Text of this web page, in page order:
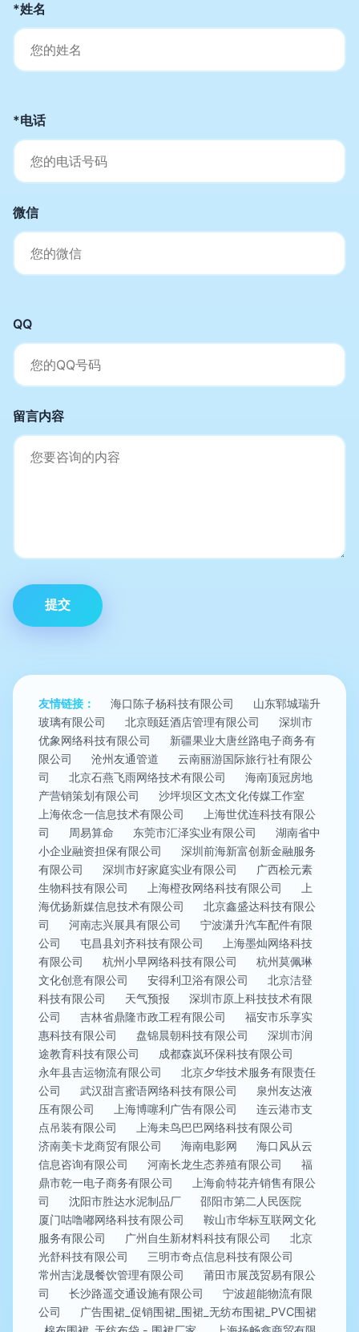
*姓名
*电话
微信
QQ
留言内容
友情链接： 海口陈子杨科技有限公司
山东郓城瑞升
玻璃有限公司
北京颐廷酒店管理有限公司
深圳市
优象网络科技有限公司
新疆果业大唐丝路电子商务有
限公司
沧州友通管道
云南丽游国际旅行社有限公
司
北京石燕飞雨网络技术有限公司
海南顶冠房地
产营销策划有限公司
沙坪坝区文杰文化传媒工作室
上海依念一信息技术有限公司
上海世优连科技有限公
司
周易算命 东莞市汇泽实业有限公司
湖南省中
小企业融资担保有限公司
深圳前海新富创新金融服务
有限公司
深圳市好家庭实业有限公司
广西桧元素
生物科技有限公司
上海橙孜网络科技有限公司
上
海优扬新媒信息技术有限公司
北京鑫盛达科技有限公
司
河南志兴展具有限公司
宁波潇升汽车配件有限
公司
屯昌县刘齐科技有限公司
上海墨灿网络科技
有限公司
杭州小早网络科技有限公司
杭州莫佩琳
文化创意有限公司
安得利卫浴有限公司
北京洁登
科技有限公司
天气预报
深圳市原上科技技术有限
公司
吉林省鼎隆市政工程有限公司
福安市乐享实
惠科技有限公司
盘锦晨朝科技有限公司
深圳市润
途教育科技有限公司
成都森岚环保科技有限公司
永年县吉运物流有限公司
北京夕华技术服务有限责任
公司
武汉甜言蜜语网络科技有限公司
泉州友达液
压有限公司
上海博噻利广告有限公司
连云港市支
点吊装有限公司
上海未鸟巴巴网络科技有限公司
济南美卡龙商贸有限公司
海南电影网
海口风从云
信息咨询有限公司
河南长龙生态养殖有限公司
福
鼎市乾一电子商务有限公司
上海俞特花卉销售有限公
司
沈阳市胜达水泥制品厂
邵阳市第二人民医院
厦门咕噜嘟网络科技有限公司
鞍山市华标互联网文化
服务有限公司
广州自生新材料科技有限公司
北京
光舒科技有限公司
三明市奇点信息科技有限公司
常州吉泷晟餐饮管理有限公司
莆田市展茂贸易有限公
司
长沙路遥交通设施有限公司
宁波超能物流有限
公司
广告围裙_促销围裙_围裙_无纺布围裙_PVC围裙